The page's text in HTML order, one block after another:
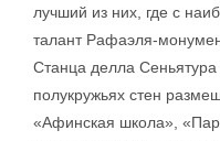
лучший из них, где с
талант Рафаэля-
Станца делла
полукружьях стен
«Афинская школа»,